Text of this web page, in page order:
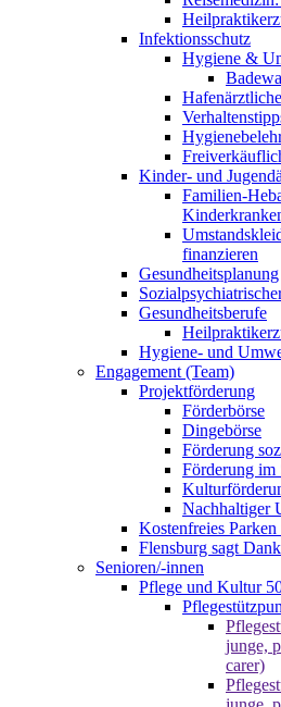
Infektionsschutz
Hygiene &
Kinder- und
Familien-
finanzieren
Gesundheitsplanung
Gesundheitsberufe
Hygiene- und
Engagement (Team)
Projektförderung
Förderbörse
Dingebörse
Förderung
Förderung im
Nachhaltiger
Kostenfreies
Flensburg sagt
Senioren/-innen
Pflege und Kultur
junge,
carer)